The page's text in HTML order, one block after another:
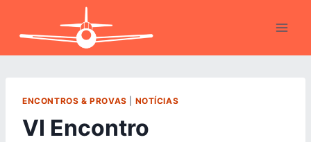
ENCONTROS & PROVAS NOTÍCIAS
VI Encontro